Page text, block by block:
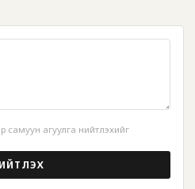
агуулга нийтлэхийг